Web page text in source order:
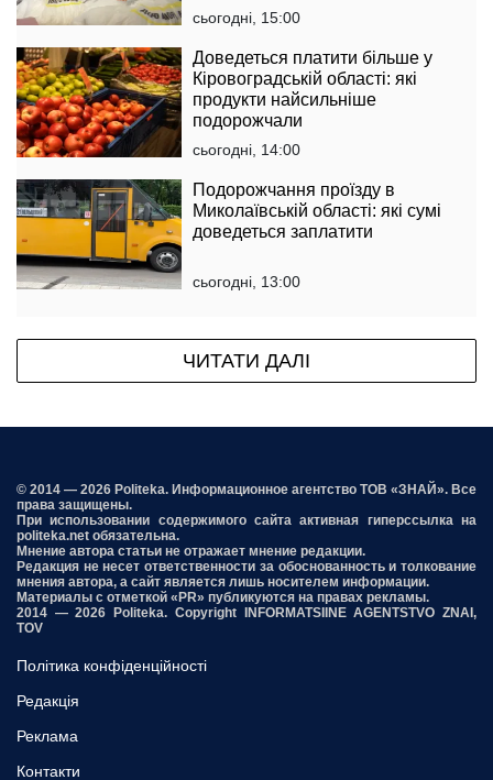
сьогодні, 15:00
Доведеться платити більше у
Кіровоградській області: які
продукти найсильніше
подорожчали
сьогодні, 14:00
Подорожчання проїзду в
Миколаївській області: які сумі
доведеться заплатити
сьогодні, 13:00
ЧИТАТИ ДАЛІ
© 2014 — 2026 Politeka. Информационное агентство ТОВ «ЗНАЙ». Все
права защищены.
При использовании содержимого сайта активная гиперссылка на
politeka.net обязательна.
Мнение автора статьи не отражает мнение редакции.
Редакция не несет ответственности за обоснованность и толкование
мнения автора, а сайт является лишь носителем информации.
Материалы с отметкой «PR» публикуются на правах рекламы.
2014 — 2026 Politeka. Copyright INFORMATSIINE AGENTSTVO ZNAI,
TOV
Політика конфіденційності
Редакція
Реклама
Контакти